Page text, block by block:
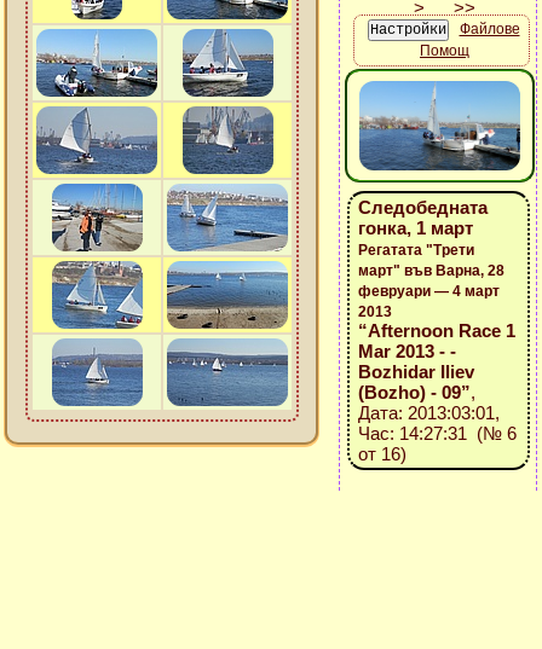
Файлове
Помощ
Следобедната
гонка, 1 март
Регатата "Трети
март" във Варна, 28
февруари — 4 март
2013
“Afternoon Race 1
Mar 2013 - -
Bozhidar Iliev
(Bozho) - 09”,
Дата: 2013:03:01,
Час: 14:27:31 (№ 6
от 16)